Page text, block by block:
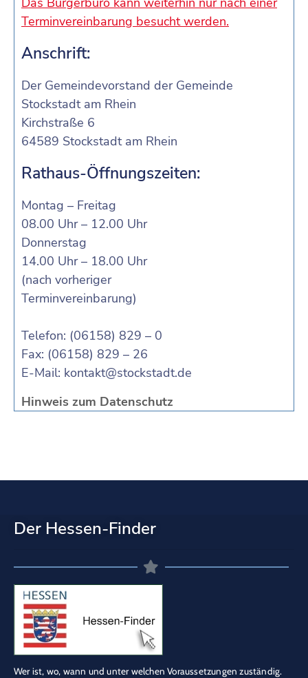
Terminvereinbarung besucht werden.
Anschrift:
Der Gemeindevorstand der Gemeinde
Stockstadt am Rhein
Kirchstraße 6
64589 Stockstadt am Rhein
Rathaus-Öffnungszeiten:
Montag – Freitag
08.00 Uhr – 12.00 Uhr
Donnerstag
14.00 Uhr – 18.00 Uhr
(nach vorheriger
Terminvereinbarung)
Telefon: (06158) 829 – 0
Fax: (06158) 829 – 26
E-Mail: kontakt@stockstadt.de
Hinweis zum Datenschutz
Der Hessen-Finder
Wer ist, wo, wann und unter welchen Voraussetzungen zuständig.